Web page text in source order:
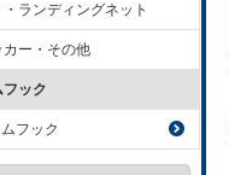
・ランディングネット
カー・その他
フック
フック